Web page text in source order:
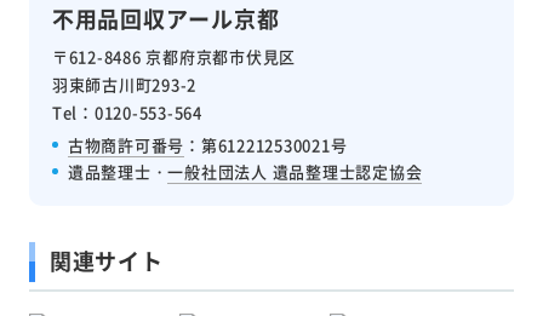
不用品回収アール京都
〒612-8486 京都府京都市伏見区
羽束師古川町293-2
Tel：0120-553-564
古物商許可番号 ：第612212530021号
遺品整理士・一般社団法人 遺品整理士認定協会
関連サイト